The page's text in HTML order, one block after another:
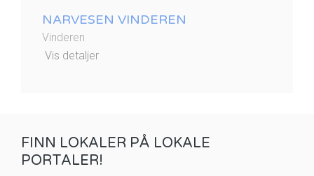
NARVESEN VINDEREN
Vinderen
Vis detaljer
FINN LOKALER PÅ LOKALE
PORTALER!